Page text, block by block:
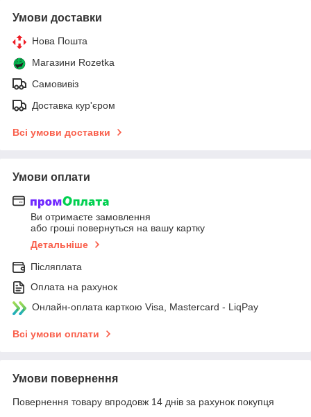
Умови доставки
Нова Пошта
Магазини Rozetka
Самовивіз
Доставка кур'єром
Всі умови доставки
Умови оплати
Ви отримаєте замовлення
або гроші повернуться на вашу картку
Детальніше
Післяплата
Оплата на рахунок
Онлайн-оплата карткою Visa, Mastercard - LiqPay
Всі умови оплати
Умови повернення
Повернення товару впродовж 14 днів за рахунок покупця